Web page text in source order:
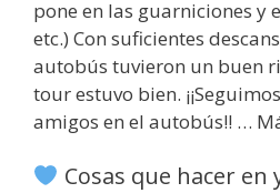
pone en las guarniciones y
etc.) Con suficientes
autobús tuvieron un buen
tour estuvo bien.
amigos en el autobús!! …
Cosas que hacer en